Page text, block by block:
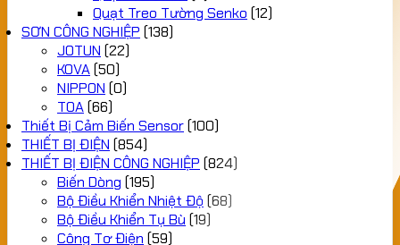
Quạt Treo Tường Senko (12)
SƠN CÔNG NGHIỆP (138)
JOTUN (22)
KOVA(50)
NIPPON (0)
TOA(66)
Thiết Bị Cảm Biến Sensor(100)
THIẾT BỊ ĐIỆN (854)
THIẾT BỊ ĐIỆN CÔNG NGHIỆP (824)
Biến Dòng (195)
Bộ Điều Khiển Nhiệt Độ (68)
Bộ Điều Khiển Tụ Bù (19)
Công Tơ Điện (59)